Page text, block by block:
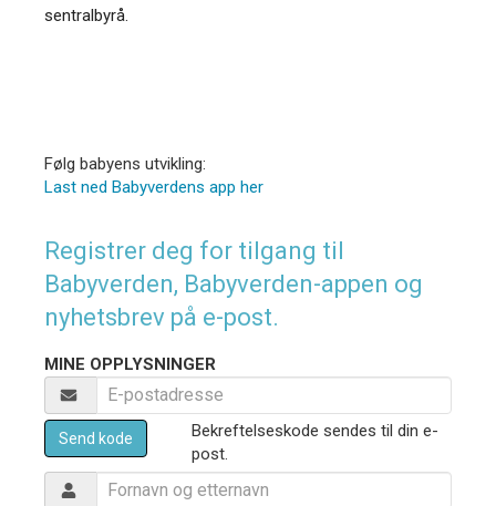
sentralbyrå.
Følg babyens utvikling:
Last ned Babyverdens app her
Registrer deg for tilgang til
Babyverden, Babyverden-appen og
nyhetsbrev på e-post.
MINE OPPLYSNINGER
Send kode
Bekreftelseskode sendes til din e-
post.